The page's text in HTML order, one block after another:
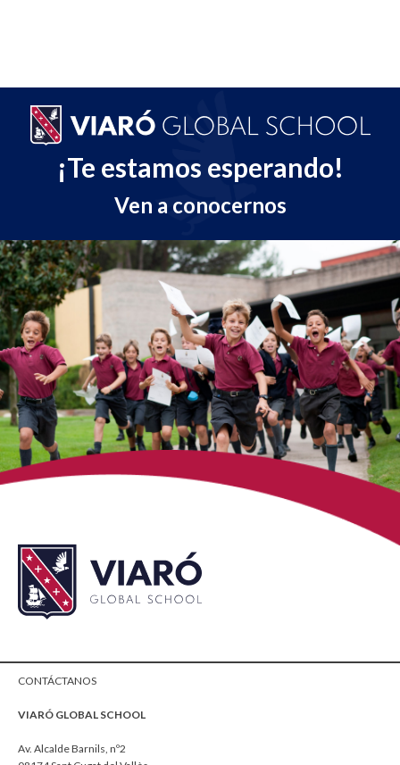
¡Te estamos esperando!
Ven a conocernos
CONTÁCTANOS
VIARÓ GLOBAL SCHOOL
Av. Alcalde Barnils, nº2